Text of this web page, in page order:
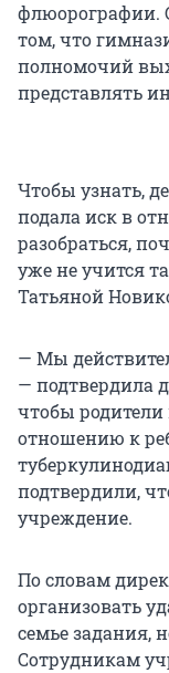
флюорографии.
том, что
полномочий
представлять
Чтобы узнать,
подала иск в
разобраться,
уже не учится
Татьяной
— Мы
— подтвердила
чтобы
отношению к
подтвердили,
учреждение.
По словам
организовать
семье задания,
Сотрудникам